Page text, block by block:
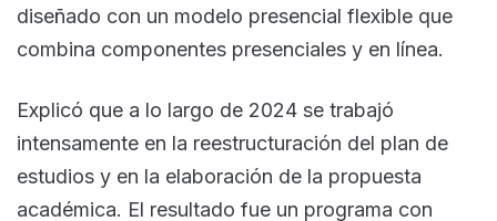
diseñado con un modelo presencial flexible que
combina componentes presenciales y en línea.
Explicó que a lo largo de 2024 se trabajó
intensamente en la reestructuración del plan de
estudios y en la elaboración de la propuesta
académica. El resultado fue un programa con